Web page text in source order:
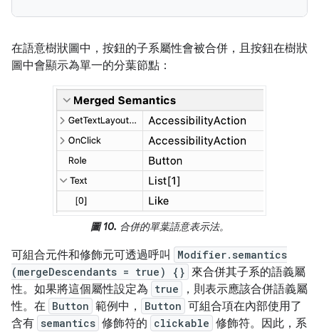
在語意樹狀圖中，按鈕的子系屬性會被合併，且按鈕在樹狀
圖中會顯示為單一的分葉節點：
圖 10. 合併的單葉語意表示法。
可組合元件和修飾元可透過呼叫
Modifier.semantics
(mergeDescendants = true) {} 來合併其子系的語義屬
性。如果將這個屬性設定為 true
，則表示應該合併語義屬
性。在 Button 範例中， Button 可組合項在內部使用了
含有 semantics 修飾符的 clickable 修飾符。因此，系